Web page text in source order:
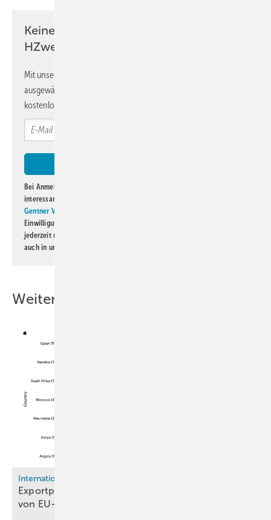
Keine Zeit? Kein Problem mit dem
HZwei-Newsletter!
Mit unserem Newsletter erhalten Sie regelmäßig von uns
ausgewählte Informationen und Neuigkeiten, gebündelt und
kostenlos direkt ins Postfach.
Bei Anmeldung zu diesem Newsletter bin ich damit einverstanden, über
interessante Verlags- und Online-Angebote
Gentner Verlag GmbH & Co. KG
Einwilligung kann ich jederzeit widerrufen und eine Abmeldung ist
jederzeit möglich. Informationen zum Umgang mit Daten finden Sie
auch in unserer
Weitere Inhalte
International
Exportpotenzial afrikanischen Wasserstoffs hängt
von EU-Politik